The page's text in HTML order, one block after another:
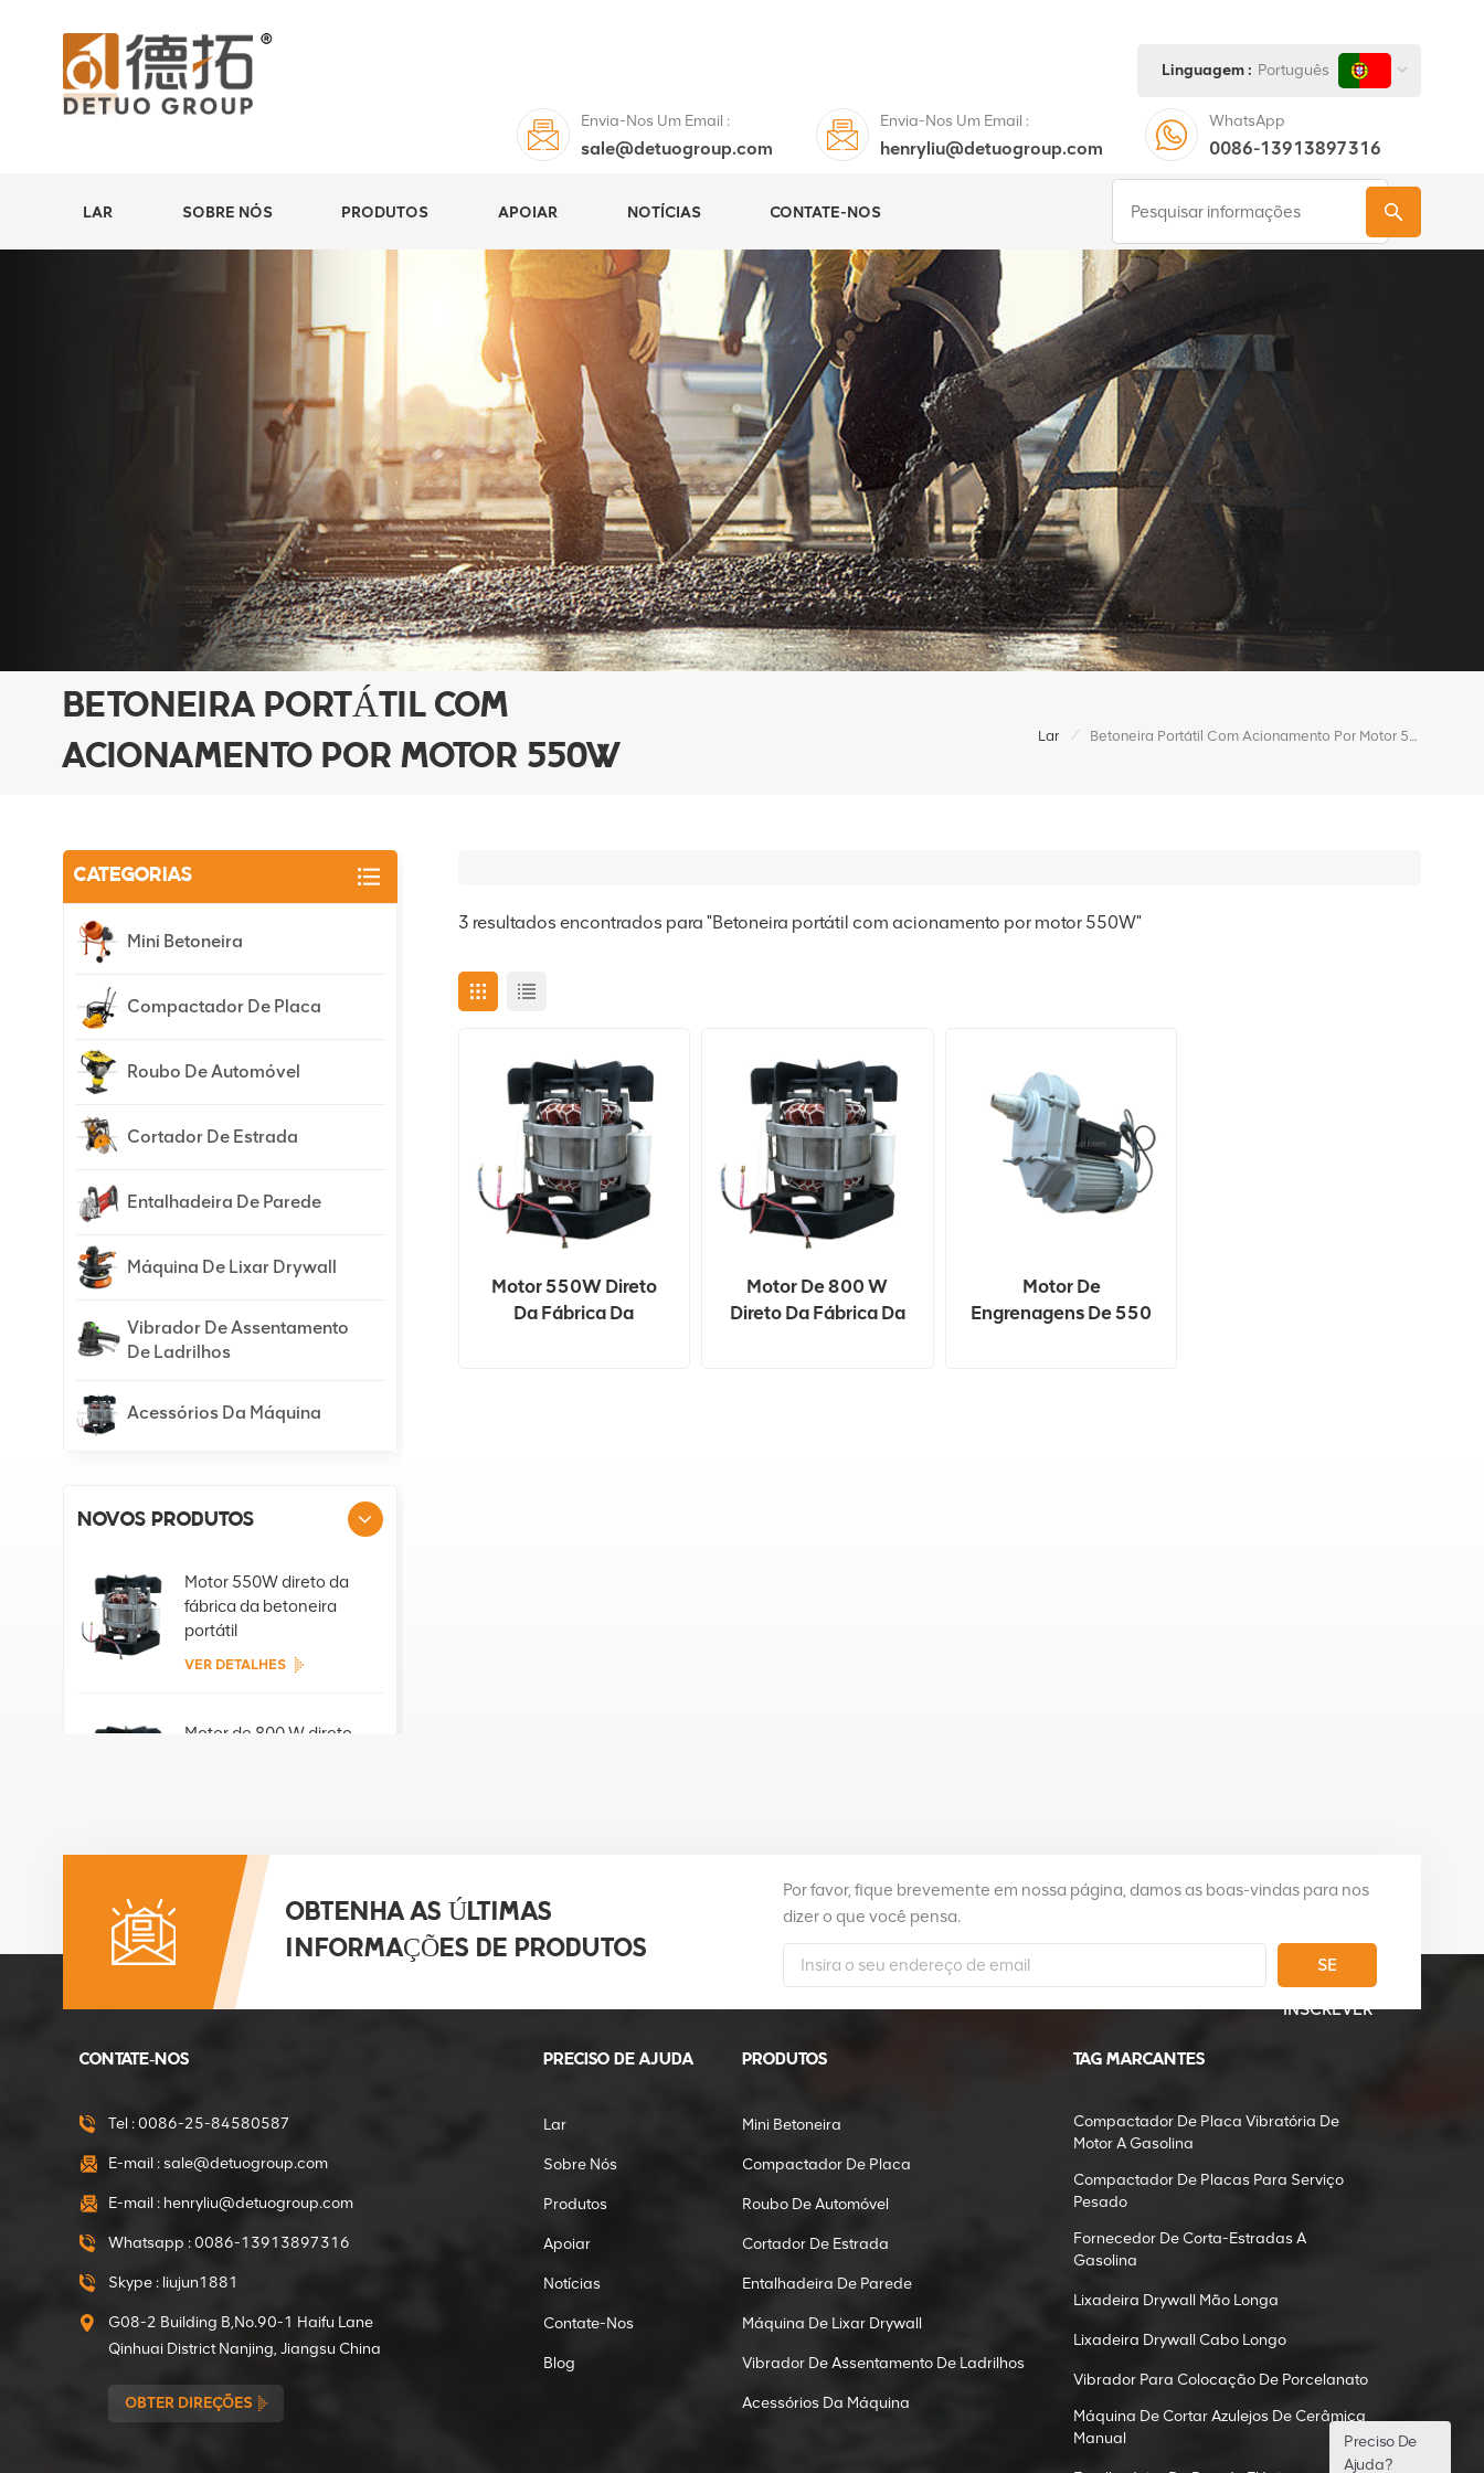
Linguagem : Português
Envia-Nos Um Email :
sale@detuogroup.com
Envia-Nos Um Email :
henryliu@detuogroup.com
WhatsApp
0086-13913897316
LAR SOBRE NÓS PRODUTOS APOIAR NOTÍCIAS CONTATE-NOS
BETONEIRA PORTÁTIL COM
ACIONAMENTO POR MOTOR 550W
Lar / Betoneira Portátil Com Acionamento Por Motor 550W
3 resultados encontrados para "Betoneira portátil com acionamento por motor 550W"
Motor 550W Direto
Da Fábrica Da
Motor De 800 W
Direto Da Fábrica Da
Motor De
Engrenagens De 550
CATEGORIAS
Mini Betoneira
Compactador De Placa
Roubo De Automóvel
Cortador De Estrada
Entalhadeira De Parede
Máquina De Lixar Drywall
Vibrador De Assentamento
De Ladrilhos
Acessórios Da Máquina
NOVOS PRODUTOS
Motor 550W direto da
fábrica da betoneira
portátil
VER DETALHES
Motor de 800 W direto
Motor de 850 W direto
da fábrica da betoneira
portátil
VER DETALHES
W direto da fábrica da
VER DETALHES
de 550 W direto da
fábrica da mini
Embreagens de
diâmetro interno de 15
mm para o
compactador
VER DETALHES
OBTENHA AS ÚLTIMAS
INFORMAÇÕES DE PRODUTOS
Por favor, fique brevemente em nossa página, damos as boas-vindas para nos
dizer o que você pensa.
SE
INSCREVER
CONTATE-NOS
Tel :0086-25-84580587
E-mail :sale@detuogroup.com
E-mail : henryliu@detuogroup.com
Whatsapp :0086-13913897316
Skype : liujun1881
G08-2 Building B,No.90-1 Haifu Lane
Qinhuai District Nanjing, Jiangsu China
OBTER DIREÇÕES
PRECISO DE AJUDA
Lar
Sobre Nós
Produtos
Apoiar
Notícias
Contate-Nos
Blog
PRODUTOS
Mini Betoneira
Compactador De Placa
Roubo De Automóvel
Cortador De Estrada
Entalhadeira De Parede
Máquina De Lixar Drywall
Vibrador De Assentamento De Ladrilhos
Acessórios Da Máquina
TAG MARCANTES
Compactador De Placa Vibratória De
Motor A Gasolina
Compactador De Placas Para Serviço
Pesado
Fornecedor De Corta-Estradas A
Gasolina
Lixadeira Drywall Mão Longa
Lixadeira Drywall Cabo Longo
Vibrador Para Colocação De Porcelanato
Máquina De Cortar Azulejos De Cerâmica
Manual
Preciso De
Ajuda?